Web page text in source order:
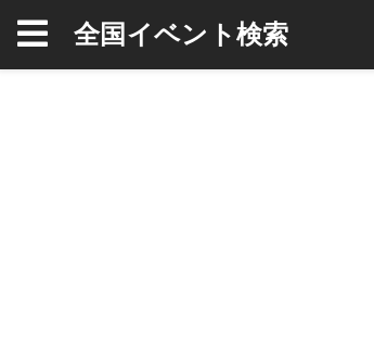
全国イベント検索